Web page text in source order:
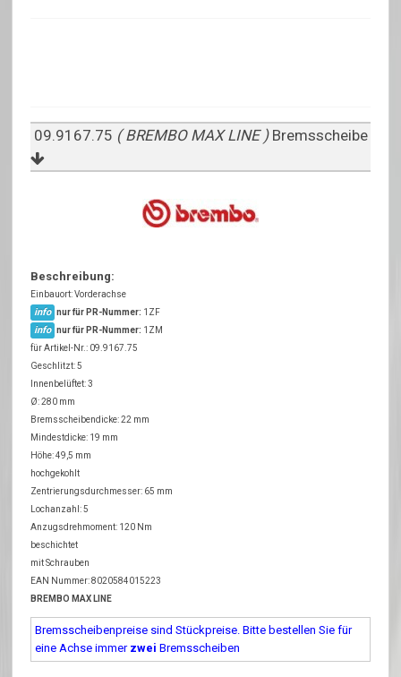
09.9167.75 ( BREMBO MAX LINE ) Bremsscheibe
Beschreibung:
Einbauort: Vorderachse
info nur für PR-Nummer: 1ZF
info nur für PR-Nummer: 1ZM
für Artikel-Nr.: 09.9167.75
Geschlitzt: 5
Innenbelüftet: 3
Ø: 280 mm
Bremsscheibendicke: 22 mm
Mindestdicke: 19 mm
Höhe: 49,5 mm
hochgekohlt
Zentrierungsdurchmesser: 65 mm
Lochanzahl: 5
Anzugsdrehmoment: 120 Nm
beschichtet
mit Schrauben
EAN Nummer: 8020584015223
BREMBO MAX LINE
Bremsscheibenpreise sind Stückpreise. Bitte bestellen Sie für
eine Achse immer zwei Bremsscheiben